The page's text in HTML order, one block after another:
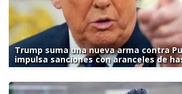
Trump suma una nueva arma contra
impulsa sanciones con aranceles de